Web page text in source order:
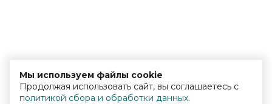
Мы используем файлы cookie
Продолжая использовать сайт, вы соглашаетесь с
политикой сбора и обработки данных.